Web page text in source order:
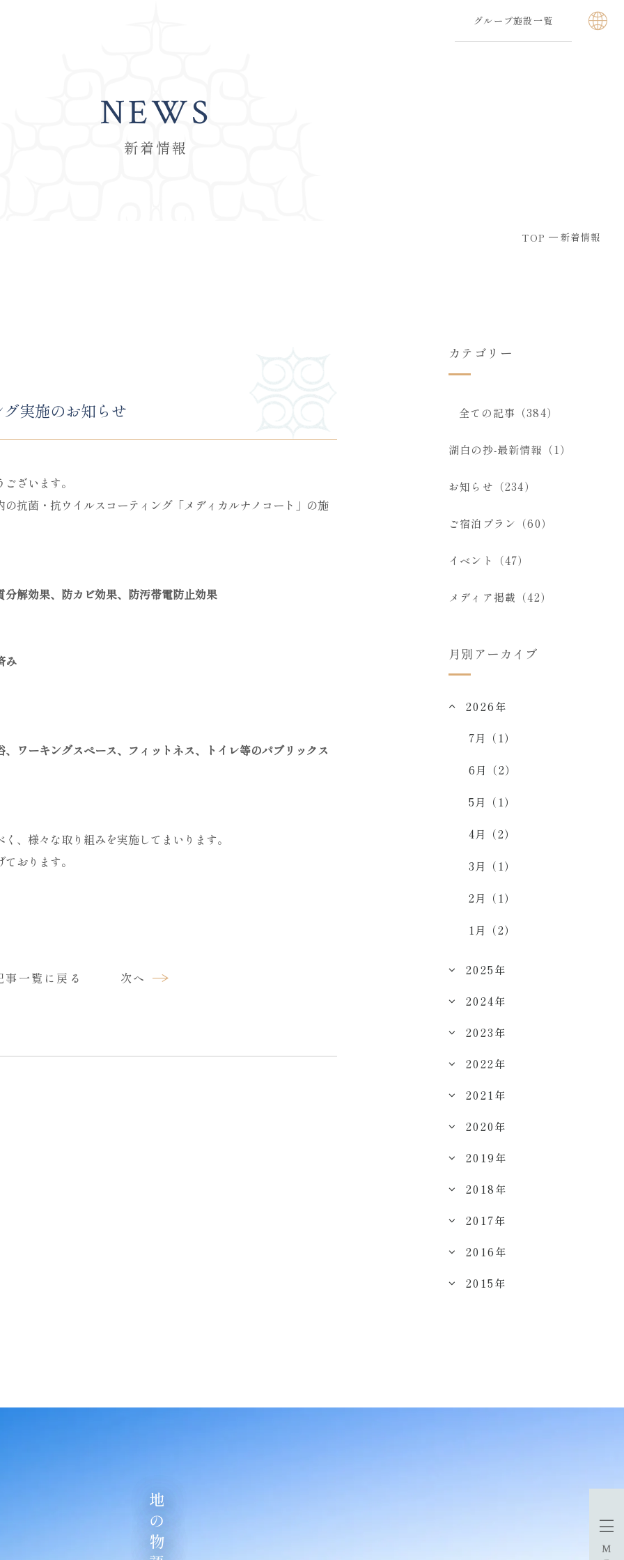
グループ施設一覧
NEWS
新着情報
TOP 新着情報
実施のお知らせ
ざいます。
抗菌・抗ウイルスコーティング「メディカルナノコート」の施
解効果、防カビ効果、防汚帯電防止効果
み
ワーキングスペース、フィットネス、トイレ等のパブリックス
、様々な取り組みを実施してまいります。
おります。
事一覧に戻る 次へ
カテゴリー
全ての記事（384）
湖白の抄‐最新情報（1）
お知らせ（234）
ご宿泊プラン（60）
イベント（47）
メディア掲載（42）
月別アーカイブ
2026年
7月（1）
6月（2）
5月（1）
4月（2）
3月（1）
2月（1）
1月（2）
2025年
2024年
2023年
2022年
2021年
2020年
2019年
2018年
2017年
2016年
2015年